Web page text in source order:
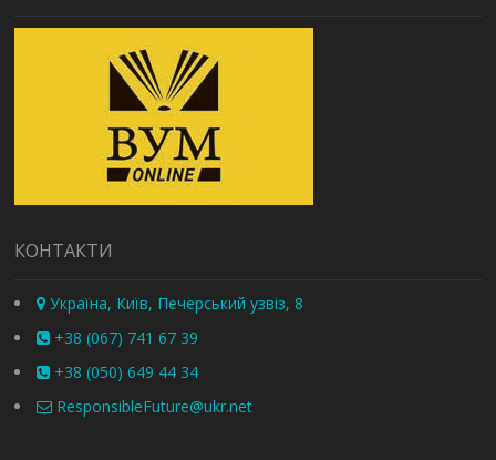
КОНТАКТИ
Україна, Київ, Печерський узвіз, 8
+38 (067) 741 67 39
+38 (050) 649 44 34
ResponsibleFuture@ukr.net